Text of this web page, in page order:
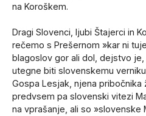
na Koroškem.
Dragi Slovenci, ljubi Štajerci in
rečemo s Prešernom »kar ni
blagoslov gor ali dol, dejstvo
utegne biti slovenskemu
Gospa Lesjak, njena pribočnika
predvsem pa slovenski vitezi
na vprašanje, ali so »slovenske